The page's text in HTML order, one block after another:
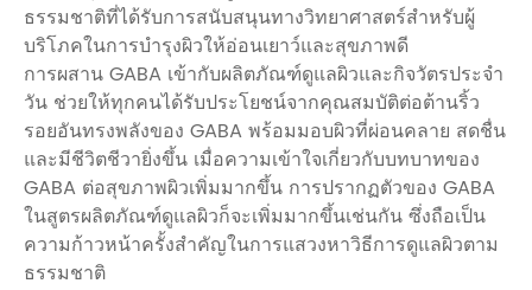
ธรรมชาติที่ได้รับการสนับสนุนทางวิทยาศาสตร์สำหรับผู้
บริโภคในการบำรุงผิวให้อ่อนเยาว์และสุขภาพดี
การผสาน GABA เข้ากับผลิตภัณฑ์ดูแลผิวและกิจวัตรประจำ
วัน ช่วยให้ทุกคนได้รับประโยชน์จากคุณสมบัติต่อต้านริ้ว
รอยอันทรงพลังของ GABA พร้อมมอบผิวที่ผ่อนคลาย สดชื่น
และมีชีวิตชีวายิ่งขึ้น เมื่อความเข้าใจเกี่ยวกับบทบาทของ
GABA ต่อสุขภาพผิวเพิ่มมากขึ้น การปรากฏตัวของ GABA
ในสูตรผลิตภัณฑ์ดูแลผิวก็จะเพิ่มมากขึ้นเช่นกัน ซึ่งถือเป็น
ความก้าวหน้าครั้งสำคัญในการแสวงหาวิธีการดูแลผิวตาม
ธรรมชาติ